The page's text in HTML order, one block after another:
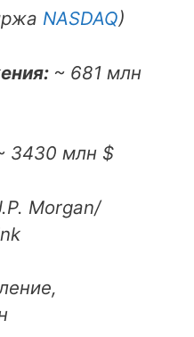
NASDAQ)
~ 681 млн
3430 млн $
Morgan/